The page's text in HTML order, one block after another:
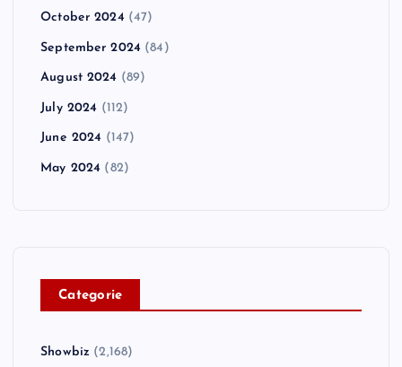
October 2024 (47)
September 2024 (84)
August 2024 (89)
July 2024 (112)
June 2024 (147)
May 2024 (82)
Categorie
Showbiz (2,168)